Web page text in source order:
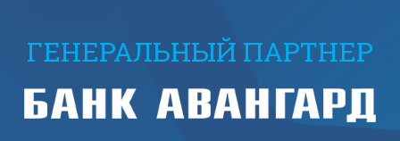
ГЕНЕРАЛЬНЫЙ ПАРТНЕР